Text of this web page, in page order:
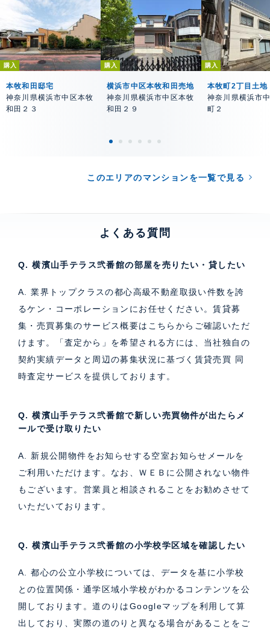
購入
本牧和田邸宅
神奈川県横浜市中区本牧
和田２３
購入
横浜市中区本牧和田売地
神奈川県横浜市中区本牧
和田２９
購入
本牧町2丁目土地
神奈川県横浜市
町２
このエリアのマンションを一覧で見る
よくある質問
Q. 横濱山手テラス弐番館の部屋を売りたい・貸したい
A. 業界トップクラスの都心高級不動産取扱い件数を誇
るケン・コーポレーションにお任せください。賃貸募
集・売買募集のサービス概要はこちら からご確認いただ
けます。「査定から」を希望される方には、当社独自の
契約実績データと周辺の募集状況に基づく 賃貸売買 同
時査定サービス を提供しております。
Q. 横濱山手テラス弐番館で新しい売買物件が出たらメ
ールで受け取りたい
A. 新規公開物件をお知らせする空室お知らせメールを
ご利用いただけます。なお、ＷＥＢに公開されない物件
もございます。営業員と相談されることをお勧めさせて
いただいております。
Q. 横濱山手テラス弐番館の小学校学区域を確認したい
A. 都心の公立小学校については、データを基に小学校
との位置関係・通学区域小学校がわかるコンテンツを公
開しております。道のりはGoogleマップを利用して算
出しており、実際の道のりと異なる場合があることをご